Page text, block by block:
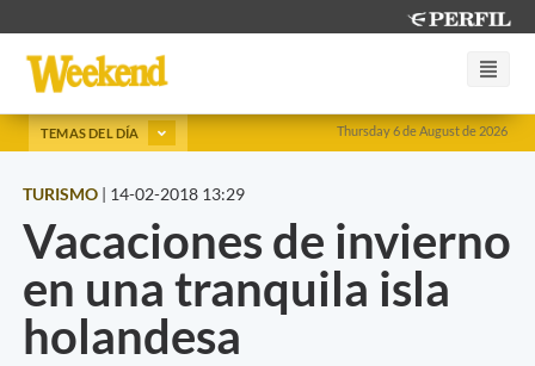
Thursday 6 de August de 2026
TEMAS DEL DÍA
TURISMO | 14-02-2018 13:29
Vacaciones de invierno
en una tranquila isla
holandesa